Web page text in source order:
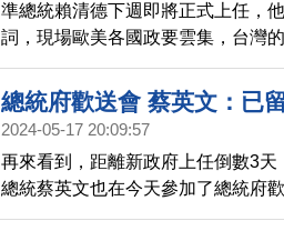
準總統賴清德下週即將正式上任，
詞，現場歐美各國政要雲集，台灣
國安顧問博明提出，如果中共侵略
承認台灣，以此嚇阻中共的野心。
總統府歡送會 蔡英文：已
2024-05-17 20:09:57
再來看到，距離新政府上任倒數3天
總統蔡英文也在今天參加了總統府
說，希望是最後一次照稿念，並表